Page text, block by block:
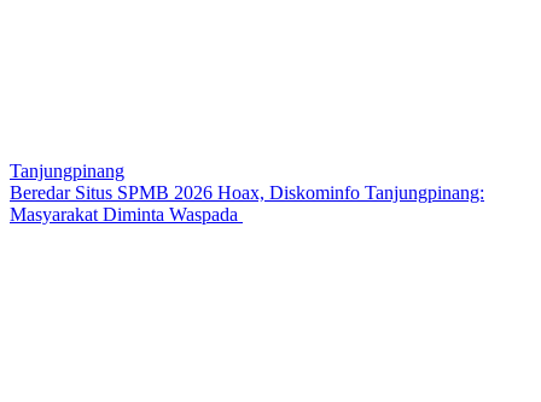
Tanjungpinang
Beredar Situs SPMB 2026 Hoax, Diskominfo Tanjungpinang:
Masyarakat Diminta Waspada